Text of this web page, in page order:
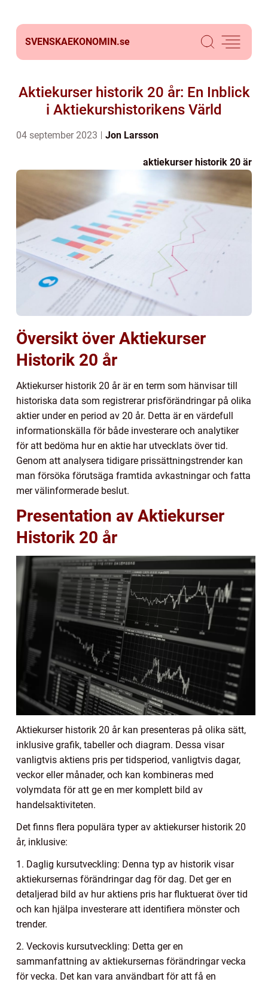
SVENSKAEKONOMIN.se
Aktiekurser historik 20 år: En Inblick
i Aktiekurshistorikens Värld
04 september 2023 Jon Larsson
aktiekurser historik 20 är
Översikt över Aktiekurser
Historik 20 år
Aktiekurser historik 20 år är en term som hänvisar till
historiska data som registrerar prisförändringar på olika
aktier under en period av 20 år. Detta är en värdefull
informationskälla för både investerare och analytiker
för att bedöma hur en aktie har utvecklats över tid.
Genom att analysera tidigare prissättningstrender kan
man försöka förutsäga framtida avkastningar och fatta
mer välinformerade beslut.
Presentation av Aktiekurser
Historik 20 år
Aktiekurser historik 20 år kan presenteras på olika sätt,
inklusive grafik, tabeller och diagram. Dessa visar
vanligtvis aktiens pris per tidsperiod, vanligtvis dagar,
veckor eller månader, och kan kombineras med
volymdata för att ge en mer komplett bild av
handelsaktiviteten.
Det finns flera populära typer av aktiekurser historik 20
år, inklusive:
1. Daglig kursutveckling: Denna typ av historik visar
aktiekursernas förändringar dag för dag. Det ger en
detaljerad bild av hur aktiens pris har fluktuerat över tid
och kan hjälpa investerare att identifiera mönster och
trender.
2. Veckovis kursutveckling: Detta ger en
sammanfattning av aktiekursernas förändringar vecka
för vecka. Det kan vara användbart för att få en